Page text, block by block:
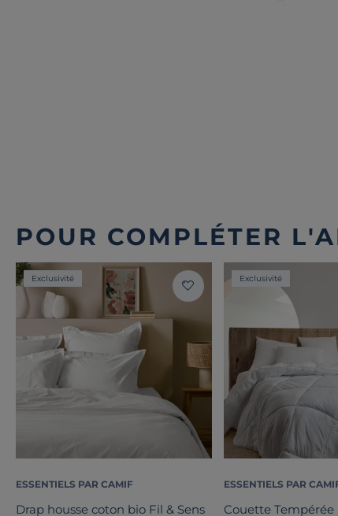
POUR COMPLÉTER
Exclusivité
ESSENTIELS PAR CAMIF
Drap housse coton bio Fil & Sens
Exclusivité
ESSENTIELS PAR
Couette Tempérée